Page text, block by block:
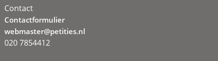
Contact
Contactformulier
webmaster@petities.nl
020 7854412